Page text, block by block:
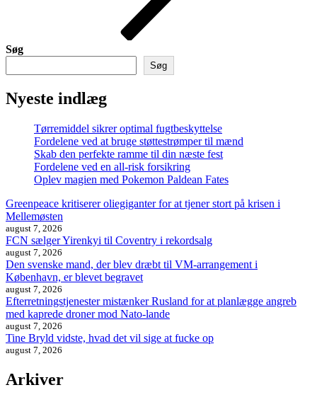
Søg
Søg
Nyeste indlæg
Tørremiddel sikrer optimal fugtbeskyttelse
Fordelene ved at bruge støttestrømper til mænd
Skab den perfekte ramme til din næste fest
Fordelene ved en all-risk forsikring
Oplev magien med Pokemon Paldean Fates
Greenpeace kritiserer oliegiganter for at tjener stort på krisen i
Mellemøsten
august 7, 2026
FCN sælger Yirenkyi til Coventry i rekordsalg
august 7, 2026
Den svenske mand, der blev dræbt til VM-arrangement i
København, er blevet begravet
august 7, 2026
Efterretningstjenester mistænker Rusland for at planlægge angreb
med kaprede droner mod Nato-lande
august 7, 2026
Tine Bryld vidste, hvad det vil sige at fucke op
august 7, 2026
Arkiver